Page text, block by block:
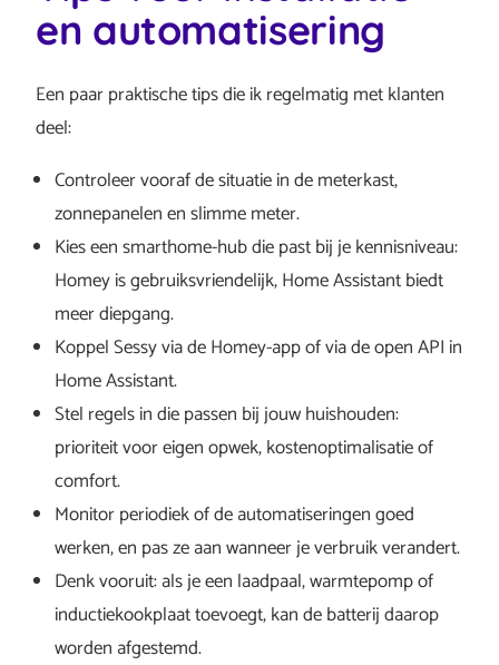
en automatisering
Een paar praktische tips die ik regelmatig met klanten
deel:
Controleer vooraf de situatie in de meterkast,
zonnepanelen en slimme meter.
Kies een smarthome-hub die past bij je kennisniveau:
Homey is gebruiksvriendelijk, Home Assistant biedt
meer diepgang.
Koppel Sessy via de Homey-app of via de open API in
Home Assistant.
Stel regels in die passen bij jouw huishouden:
prioriteit voor eigen opwek, kostenoptimalisatie of
comfort.
Monitor periodiek of de automatiseringen goed
werken, en pas ze aan wanneer je verbruik verandert.
Denk vooruit: als je een laadpaal, warmtepomp of
inductiekookplaat toevoegt, kan de batterij daarop
worden afgestemd.